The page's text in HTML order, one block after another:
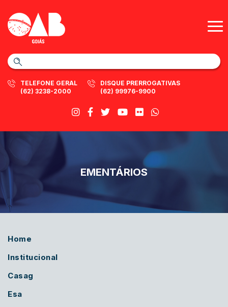
TELEFONE GERAL
(62) 3238-2000
DISQUE PRERROGATIVAS
(62) 99976-9900
EMENTÁRIOS
Home
Institucional
Casag
Esa